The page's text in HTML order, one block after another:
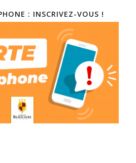
: INSCRIVEZ-VOUS !